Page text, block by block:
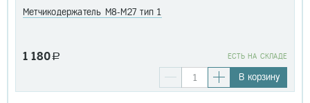
Метчикодержатель М8-М27 тип 1
1 180a EСТЬ НА СКЛАДЕ
В корзину